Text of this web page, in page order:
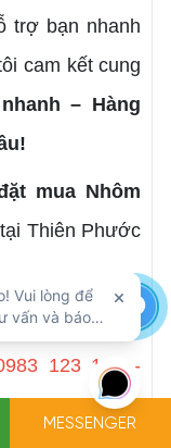
trợ bạn nhanh
cam kết cung
– Hàng
mua Nhôm
tại Thiên Phước
123 128 -
MESSENGER